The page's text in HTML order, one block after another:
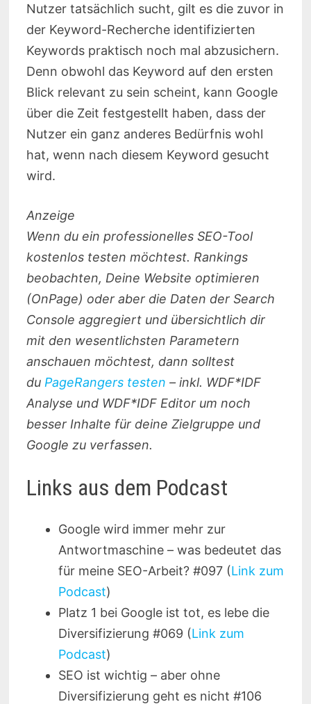
Nutzer tatsächlich sucht, gilt es die zuvor in
der Keyword-Recherche identifizierten
Keywords praktisch noch mal abzusichern.
Denn obwohl das Keyword auf den ersten
Blick relevant zu sein scheint, kann Google
über die Zeit festgestellt haben, dass der
Nutzer ein ganz anderes Bedürfnis wohl
hat, wenn nach diesem Keyword gesucht
wird.
Anzeige
Wenn du ein professionelles SEO-Tool
kostenlos testen möchtest. Rankings
beobachten, Deine Website optimieren
(OnPage) oder aber die Daten der Search
Console aggregiert und übersichtlich dir
mit den wesentlichsten Parametern
anschauen möchtest, dann solltest
du PageRangers testen – inkl. WDF*IDF
Analyse und WDF*IDF Editor um noch
besser Inhalte für deine Zielgruppe und
Google zu verfassen.
Links aus dem Podcast
Google wird immer mehr zur
Antwortmaschine – was bedeutet das
für meine SEO-Arbeit? #097 (Link zum
Podcast)
Platz 1 bei Google ist tot, es lebe die
Diversifizierung #069 (Link zum
Podcast)
SEO ist wichtig – aber ohne
Diversifizierung geht es nicht #106